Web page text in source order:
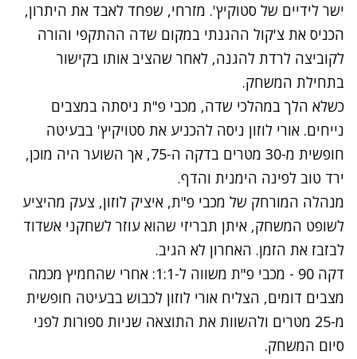
ישר לידיים של סטוקיץ'. מזרחי, שפחד לאבד את היתרון,
הכניס את צ'קול ההגנתי במקום שדה ההתקפי והורה
לקוביצה לרדת להגנה, לאחר שהציב אותו בקישור
בתחילת המשחק.
כשלא הלך במהלכי שדה, מכבי פ"ת ניסתה במצבים
נייחים. אורי לוזון ניסה להכניע את סטויקיץ' בבעיטה
חופשית מ-30 מטרים בדקה ה-75, אך השוער היה מוכן,
ירד טוב לפינה הימנית והדף.
מנהלה המורחק של מכבי פ"ת, איציק לוזון, צעק מהיציע
לשופט המשחק, איתן תבריזי שהוא עוזר לשחקני אשדוד
לבזבז את הזמן. האחרון לא הגיב.
דקה 90 - מכבי פ"ת משווה ל-1:1: אחרי שהחמיץ מכמה
מצבים דומים, הצליח אורי לוזון לכבוש בבעיטה חופשית
מ-25 מטרים ולהשוות את התוצאה שניות ספורות לפני
סיום המשחק.